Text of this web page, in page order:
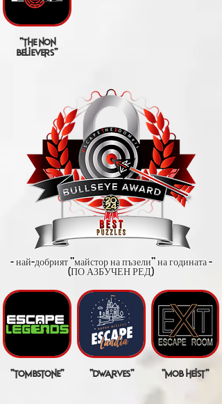
"the non
believers"
- най-добрият "майстор на пъзели" на годината -
(ПО АЗБУЧЕН РЕД)
"tombstone" "dwarves" "mob heist"